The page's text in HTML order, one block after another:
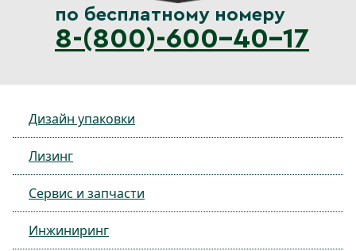
по бесплатному номеру
8-(800)-600-40-17
Дизайн упаковки
Лизинг
Сервис и запчасти
Инжиниринг